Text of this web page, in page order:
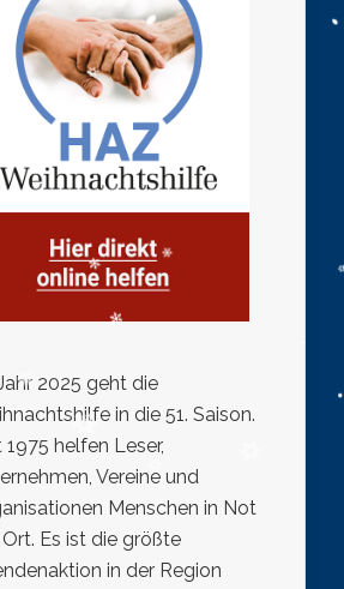
2025 geht die
in die 51. Saison.
1975 helfen Leser,
Vereine und
Menschen in Not
Es ist die größte
in der Region